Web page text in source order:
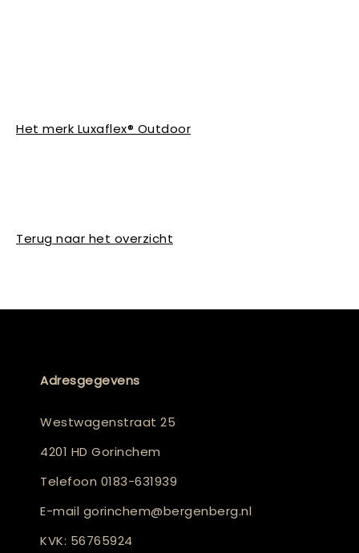
Het merk Luxaflex® Outdoor
Terug naar het overzicht
Adresgegevens
Westwagenstraat 25
4201 HD Gorinchem
Telefoon 0183-631939
E-mail gorinchem@bergenberg.nl
KVK: 56765924